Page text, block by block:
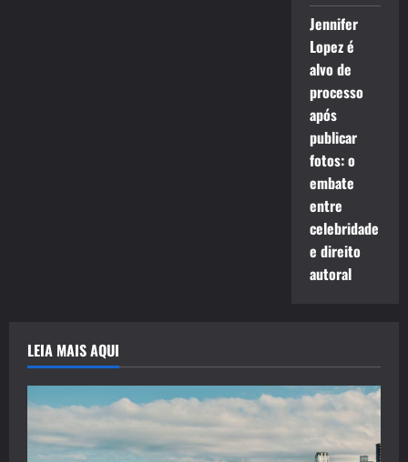
Jennifer
Lopez é
alvo de
processo
após
publicar
fotos: o
embate
entre
celebridade
e direito
autoral
LEIA MAIS AQUI